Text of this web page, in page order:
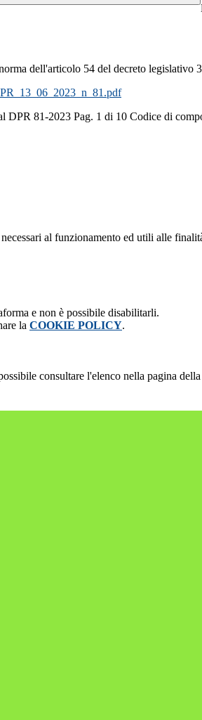
dell'articolo 54 del decreto
81-2023 Pag. 1 di 10 Codice di
al funzionamento ed utili alle
e non è possibile disabilitarli.
la COOKIE POLICY.
consultare l'elenco nella pagina